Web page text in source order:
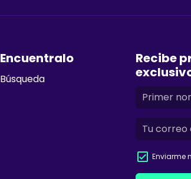
Encuentralo
Búsqueda
Recibe
Enviarme